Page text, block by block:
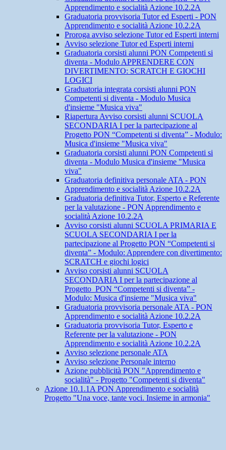
Apprendimento e socialità Azione 10.2.2A
Graduatoria provvisoria Tutor ed Esperti - PON
Apprendimento e socialità Azione 10.2.2A
Proroga avviso selezione Tutor ed Esperti interni
Avviso selezione Tutor ed Esperti interni
Graduatoria corsisti alunni PON Competenti si
diventa - Modulo APPRENDERE CON
DIVERTIMENTO: SCRATCH E GIOCHI
LOGICI
Graduatoria integrata corsisti alunni PON
Competenti si diventa - Modulo Musica
d'insieme "Musica viva"
Riapertura Avviso corsisti alunni SCUOLA
SECONDARIA I per la partecipazione al
Progetto PON “Competenti si diventa” - Modulo:
Musica d'insieme "Musica viva"
Graduatoria corsisti alunni PON Competenti si
diventa - Modulo Musica d'insieme "Musica
viva"
Graduatoria definitiva personale ATA - PON
Apprendimento e socialità Azione 10.2.2A
Graduatoria definitiva Tutor, Esperto e Referente
per la valutazione - PON Apprendimento e
socialità Azione 10.2.2A
Avviso corsisti alunni SCUOLA PRIMARIA E
SCUOLA SECONDARIA I per la
partecipazione al Progetto PON “Competenti si
diventa” - Modulo: Apprendere con divertimento:
SCRATCH e giochi logici
Avviso corsisti alunni SCUOLA
SECONDARIA I per la partecipazione al
Progetto PON “Competenti si diventa” -
Modulo: Musica d'insieme "Musica viva"
Graduatoria provvisoria personale ATA - PON
Apprendimento e socialità Azione 10.2.2A
Graduatoria provvisoria Tutor, Esperto e
Referente per la valutazione - PON
Apprendimento e socialità Azione 10.2.2A
Avviso selezione personale ATA
Avviso selezione Personale interno
Azione pubblicità PON "Apprendimento e
socialità" - Progetto "Competenti si diventa"
Azione 10.1.1A PON Apprendimento e socialità
Progetto "Una voce, tante voci. Insieme in armonia"